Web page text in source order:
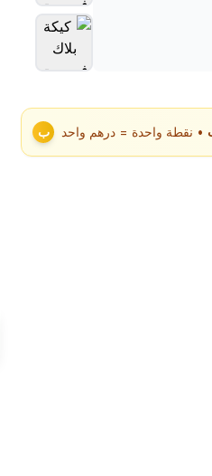
• نقطة واحدة = درهم واحد ب